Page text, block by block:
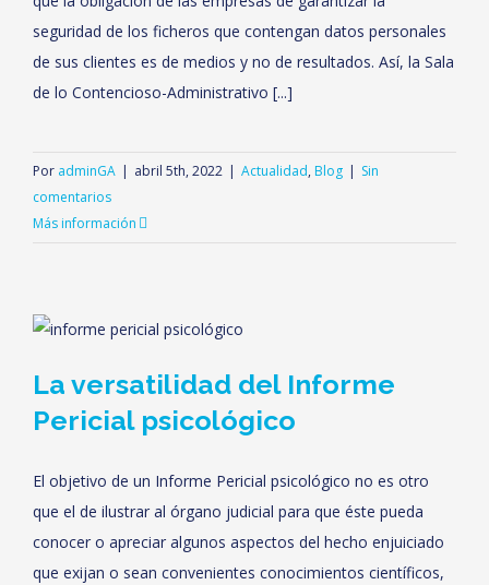
seguridad de los ficheros que contengan datos personales
de sus clientes es de medios y no de resultados. Así, la Sala
de lo Contencioso-Administrativo [...]
Por adminGA | abril 5th, 2022 | Actualidad, Blog | Sin
comentarios
Más información
La versatilidad del Informe
Pericial psicológico
El objetivo de un Informe Pericial psicológico no es otro
que el de ilustrar al órgano judicial para que éste pueda
conocer o apreciar algunos aspectos del hecho enjuiciado
que exijan o sean convenientes conocimientos científicos,